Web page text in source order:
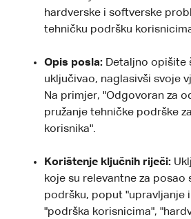
hardverske i softverske
tehničku podršku
Opis posla: Detaljno opišite
uključivao, naglasivši svoje
Na primjer, "Odgovoran za
pružanje tehničke podrške
korisnika".
Korištenje ključnih riječi:
koje su relevantne za posao
podršku, poput "upravljanje
"podrška korisnicima",